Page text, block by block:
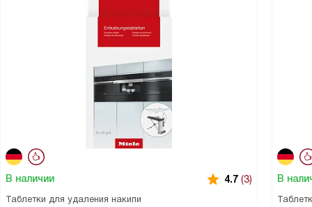
В наличии 4.7 (3)
Таблетки для удаления накипи
В